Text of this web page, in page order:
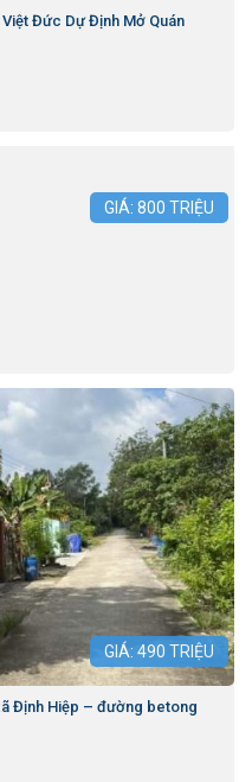
Đức Dự Định Mở Quán
GIÁ: 800 TRIỆU
GIÁ: 490 TRIỆU
Định Hiệp – đường betong